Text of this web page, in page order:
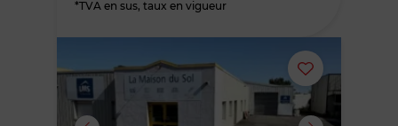
*TVA en sus, taux en vigueur
Ajouter
ou